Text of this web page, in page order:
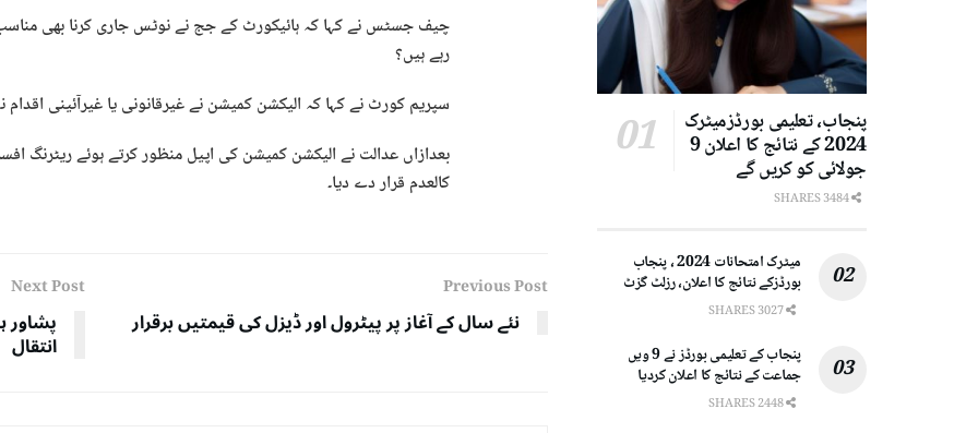
چیف جسٹس نے کہا کہ ہائیکورٹ کے جج نے نوٹس جاری کرنا بھی
رہے ہیں؟
سپریم کورٹ نے کہا کہ الیکشن کمیشن نے غیرقانونی یا غیرآئینی
بعدازاں عدالت نے الیکشن کمیشن کی اپیل منظور کرتے ہوئے ریٹرنگ
کالعدم قرار دے دیا۔
Previous Post
نئے سال کے آغاز پر پیٹرول اور ڈیزل کی قیمتیں برقرار
Next Post
انتقال
پنجاب، تعلیمی بورڈزمیٹرک
2024 کے نتائج کا اعلان 9
جولائی کو کریں گے
میٹرک امتحانات 2024 ، پنجاب
بورڈزکے نتائج کا اعلان، رزلٹ گزٹ
پنجاب کے تعلیمی بورڈز نے 9 ویں
جماعت کے نتائج کا اعلان کردیا